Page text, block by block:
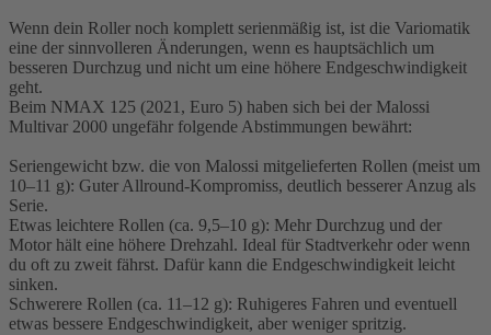
Wenn dein Roller noch komplett serienmäßig ist, ist die Variomatik
eine der sinnvolleren Änderungen, wenn es hauptsächlich um
besseren Durchzug und nicht um eine höhere Endgeschwindigkeit
geht.
Beim NMAX 125 (2021, Euro 5) haben sich bei der Malossi
Multivar 2000 ungefähr folgende Abstimmungen bewährt:
Seriengewicht bzw. die von Malossi mitgelieferten Rollen (meist um
10–11 g): Guter Allround-Kompromiss, deutlich besserer Anzug als
Serie.
Etwas leichtere Rollen (ca. 9,5–10 g): Mehr Durchzug und der
Motor hält eine höhere Drehzahl. Ideal für Stadtverkehr oder wenn
du oft zu zweit fährst. Dafür kann die Endgeschwindigkeit leicht
sinken.
Schwerere Rollen (ca. 11–12 g): Ruhigeres Fahren und eventuell
etwas bessere Endgeschwindigkeit, aber weniger spritzig.